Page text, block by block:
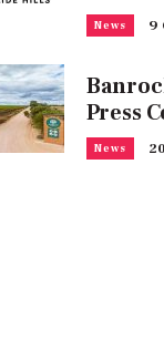
News 9
Press
News